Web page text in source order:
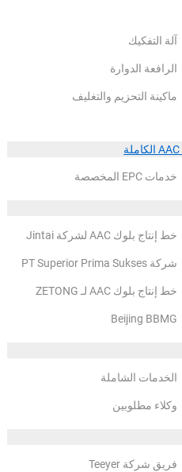
آلة التفكيك
الرافعة الدوارة
ماكينة التحزيم والتغليف
خدمات EPC المخصصة
خط إنتاج بلوك AAC لشركة Jintai
شركة PT Superior Prima Sukses
خط إنتاج بلوك AAC لـ ZETONG
Beijing BBMG
الخدمات الشاملة
وكلاء مطلوبين
فريق شركة Teeyer